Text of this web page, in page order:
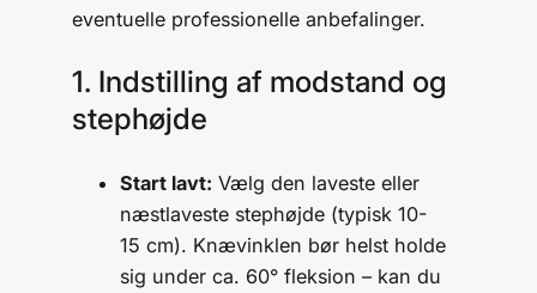
eventuelle professionelle anbefalinger.
1. Indstilling af modstand og
stephøjde
Start lavt: Vælg den laveste eller
næstlaveste stephøjde (typisk 10-
15 cm). Knævinklen bør helst holde
sig under ca. 60° fleksion – kan du